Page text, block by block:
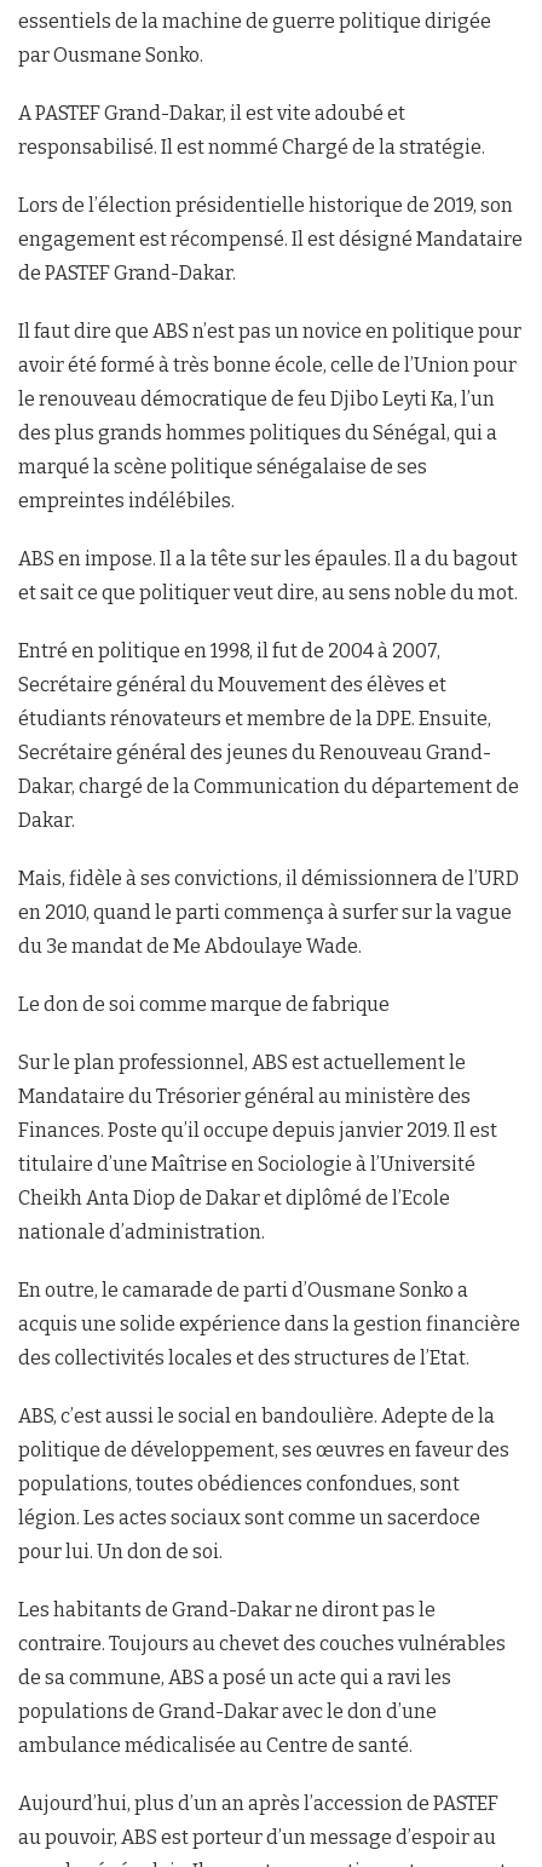
essentiels de la machine de guerre politique dirigée
par Ousmane Sonko.
A PASTEF Grand-Dakar, il est vite adoubé et
responsabilisé. Il est nommé Chargé de la stratégie.
Lors de l’élection présidentielle historique de 2019, son
engagement est récompensé. Il est désigné Mandataire
de PASTEF Grand-Dakar.
Il faut dire que ABS n’est pas un novice en politique pour
avoir été formé à très bonne école, celle de l’Union pour
le renouveau démocratique de feu Djibo Leyti Ka, l’un
des plus grands hommes politiques du Sénégal, qui a
marqué la scène politique sénégalaise de ses
empreintes indélébiles.
ABS en impose. Il a la tête sur les épaules. Il a du bagout
et sait ce que politiquer veut dire, au sens noble du mot.
Entré en politique en 1998, il fut de 2004 à 2007,
Secrétaire général du Mouvement des élèves et
étudiants rénovateurs et membre de la DPE. Ensuite,
Secrétaire général des jeunes du Renouveau Grand-
Dakar, chargé de la Communication du département de
Dakar.
Mais, fidèle à ses convictions, il démissionnera de l’URD
en 2010, quand le parti commença à surfer sur la vague
du 3e mandat de Me Abdoulaye Wade.
Le don de soi comme marque de fabrique
Sur le plan professionnel, ABS est actuellement le
Mandataire du Trésorier général au ministère des
Finances. Poste qu’il occupe depuis janvier 2019. Il est
titulaire d’une Maîtrise en Sociologie à l’Université
Cheikh Anta Diop de Dakar et diplômé de l’Ecole
nationale d’administration.
En outre, le camarade de parti d’Ousmane Sonko a
acquis une solide expérience dans la gestion financière
des collectivités locales et des structures de l’Etat.
ABS, c’est aussi le social en bandoulière. Adepte de la
politique de développement, ses œuvres en faveur des
populations, toutes obédiences confondues, sont
légion. Les actes sociaux sont comme un sacerdoce
pour lui. Un don de soi.
Les habitants de Grand-Dakar ne diront pas le
contraire. Toujours au chevet des couches vulnérables
de sa commune, ABS a posé un acte qui a ravi les
populations de Grand-Dakar avec le don d’une
ambulance médicalisée au Centre de santé.
Aujourd’hui, plus d’un an après l’accession de PASTEF
au pouvoir, ABS est porteur d’un message d’espoir au